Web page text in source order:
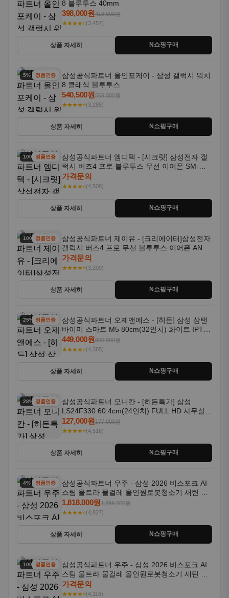
8 블루투스 40mm
398,000원419,000원
★★★★⭐(3,457)
상품 자세히 N쇼핑구매
5% 할인정품인증
삼성공식파트너 올인포케이 - 삼성 갤럭시 워치
8 클래식 블루투스
540,500원569,000원
★★★★⭐(3,285)
상품 자세히 N쇼핑구매
100% 할인
정품인증
삼성공식파트너 엠디텍 - [시크릿] 삼성전자 갤
럭시 버즈4 프로 블루투스 무선 이어폰 SM-
R640N
가격문의
★★★★⭐(4,508)
상품 자세히 N쇼핑구매
100% 할인
정품인증
삼성공식파트너 제이유 - [크리에이터]삼성전자
갤럭시 버즈4 프로 무선 블루투스 이어폰 ANC
SM-R640N
가격문의
★★★★⭐(3,209)
상품 자세히 N쇼핑구매
25% 할인정품인증
삼성공식파트너 오제앤에스 - [히든] 삼성 삼탠
바이미 스마트 M5 80cm(32인치) 화이트 IPTV
OTT 패키지
449,000원600,000원
★★★★⭐(4,385)
상품 자세히 N쇼핑구매
28% 할인정품인증
삼성공식파트너 모니칸 - [히든특가] 삼성
LS24F330 60.4cm(24인치) FULL HD 사무실/
컴퓨터 모니터
127,000원177,000원
★★★★⭐(4,516)
상품 자세히 N쇼핑구매
4% 할인정품인증
삼성공식파트너 우주 - 삼성 2026 비스포크 AI
스팀 울트라 물걸레 올인원로봇청소기 새틴 그
레이지 AAG
1,818,000원1,899,000원
★★★★⭐(4,827)
상품 자세히 N쇼핑구매
100% 할인
정품인증
삼성공식파트너 우주 - 삼성 2026 비스포크 AI
스팀 울트라 물걸레 올인원로봇청소기 새틴 차
콜 AAH
가격문의
★★★★⭐(4,116)